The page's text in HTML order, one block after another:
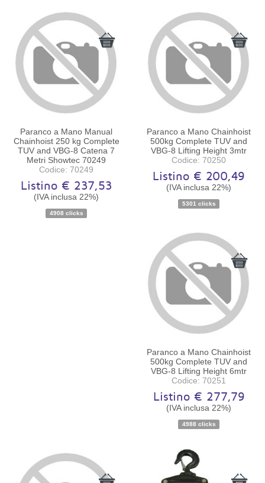
Disponibilità:Ordinabile
Paranco a Mano Manual
Chainhoist 250 kg Complete
TUV and VBG-8 Catena 7
Metri Showtec 70249
Codice: 70249
Listino € 237,53
(IVA inclusa 22%)
4908 clicks
Disponibilità:Ordinabile
Paranco a Mano Chainhoist
500kg Complete TUV and
VBG-8 Lifting Height 3mtr
Codice: 70250
Listino € 200,49
(IVA inclusa 22%)
5301 clicks
Disponibilità:Ordinabile
Paranco a Mano Chainhoist
500kg Complete TUV and
VBG-8 Lifting Height 6mtr
Codice: 70251
Listino € 277,79
(IVA inclusa 22%)
4988 clicks